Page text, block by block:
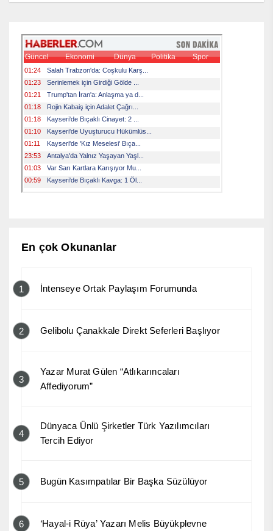
En çok Okunanlar
1 İntenseye Ortak Paylaşım Forumunda
2 Gelibolu Çanakkale Direkt Seferleri Başlıyor
3
Yazar Murat Gülen “Atlıkarıncaları
Affediyorum”
4
Dünyaca Ünlü Şirketler Türk Yazılımcıları
Tercih Ediyor
5 Bugün Kasımpatılar Bir Başka Süzülüyor
6 ‘Hayal-i Rüya’ Yazarı Melis Büyükplevne